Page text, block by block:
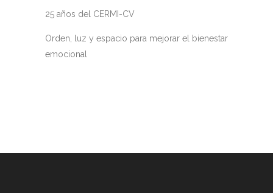
25 años del CERMI-CV
Orden, luz y espacio para mejorar el bienestar
emocional